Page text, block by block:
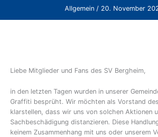
Allgemein / 20. November
Liebe Mitglieder und Fans des SV Bergheim,
in den letzten Tagen wurden in unserer
Graffiti besprüht. Wir möchten als Vorstand
klarstellen, dass wir uns von solchen Aktionen
Sachbeschädigung distanzieren. Diese
keinem Zusammenhang mit uns oder unserem